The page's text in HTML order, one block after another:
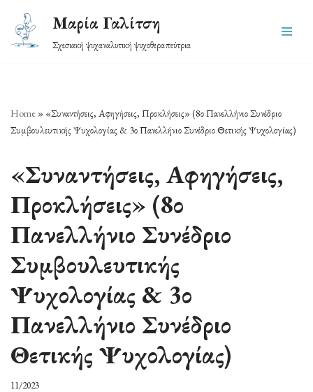
Skip
Μαρία Γαλίτση
Σχεσιακή ψυχαναλυτική ψυχοθεραπεύτρια
Home » «Συναντήσεις, Αφηγήσεις, Προκλήσεις» (8ο Πανελλήνιο Συνέδριο
Συμβουλευτικής Ψυχολογίας & 3ο Πανελλήνιο Συνέδριο Θετικής Ψυχολογίας)
«Συναντήσεις, Αφηγήσεις,
Προκλήσεις» (8ο
Πανελλήνιο Συνέδριο
Συμβουλευτικής
Ψυχολογίας & 3ο
Πανελλήνιο Συνέδριο
Θετικής Ψυχολογίας)
11/2023